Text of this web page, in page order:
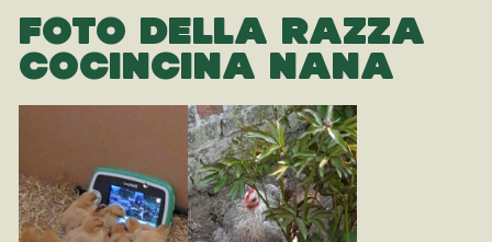
FOTO DELLA RAZZA
COCINCINA NANA